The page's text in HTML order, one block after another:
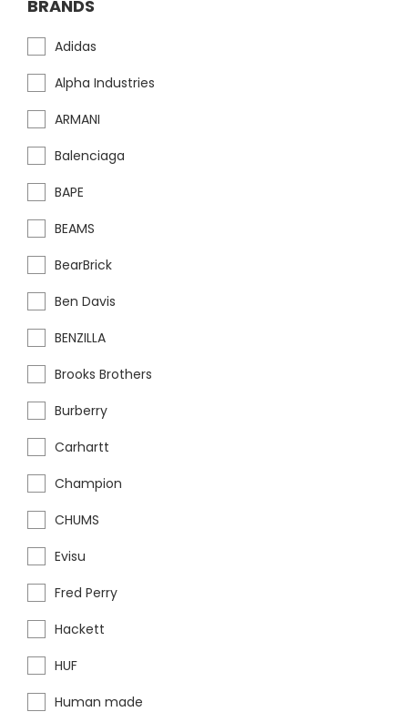
BRANDS
Adidas
Alpha Industries
ARMANI
Balenciaga
BAPE
BEAMS
BearBrick
Ben Davis
BENZILLA
Brooks Brothers
Burberry
Carhartt
Champion
CHUMS
Evisu
Fred Perry
Hackett
HUF
Human made